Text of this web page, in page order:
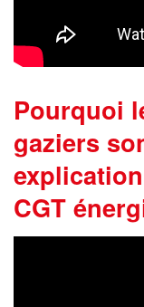
Pourquoi
gaziers
CGT